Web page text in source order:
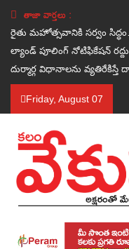
తాజా వార్తలు :
రైతు మహోత్సవానికి సర్వం
ల్యాండ్ పూలింగ్ నోటిఫికేషన్
దుర్మార్గ విధానాలను
Friday, August 07